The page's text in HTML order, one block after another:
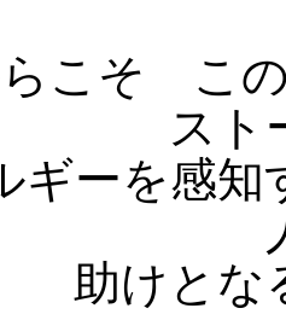
こそ こ
スト
ギーを感知
助けとな